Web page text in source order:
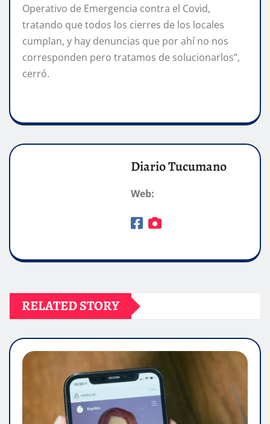
Operativo de Emergencia contra el Covid,
tratando que todos los cierres de los locales
cumplan, y hay denuncias que por ahí no nos
corresponden pero tratamos de solucionarlos”,
cerró.
Diario Tucumano
Web:
RELATED STORY